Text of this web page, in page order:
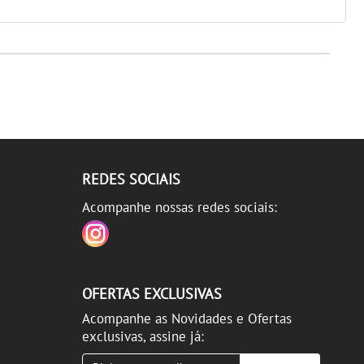
REDES SOCIAIS
Acompanhe nossas redes sociais:
OFERTAS EXCLUSIVAS
Acompanhe as Novidades e Ofertas
exclusivas, assine já: